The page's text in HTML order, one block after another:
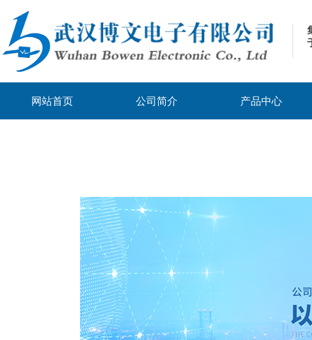
网站首页 公司简介 产品中心